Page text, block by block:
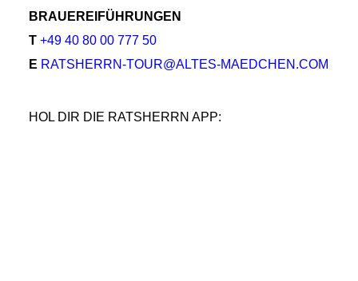
BRAUEREIFÜHRUNGEN
T +49 40 80 00 777 50
E RATSHERRN-TOUR@ALTES-MAEDCHEN.COM
HOL DIR DIE RATSHERRN APP: